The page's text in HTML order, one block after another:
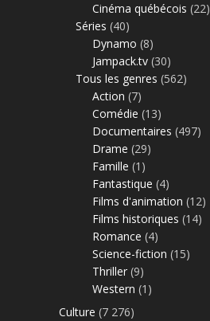
Cinéma québécois (22)
Séries (40)
Dynamo (8)
Jampack.tv (30)
Tous les genres (562)
Action (7)
Comédie (13)
Documentaires (497)
Drame (29)
Famille (1)
Fantastique (4)
Films d'animation (12)
Films historiques (14)
Romance (4)
Science-fiction (15)
Thriller (9)
Western (1)
Culture (7 276)